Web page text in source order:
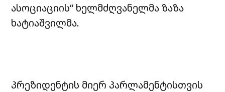
ასოციაციის“ ხელმძღვანელმა ზაზა
ხატიაშვილმა.
პრეზიდენტის მიერ პარლამენტისთვის